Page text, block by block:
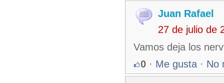
Juan Rafael
27 de julio de
Vamos deja los
0 · Me gusta · No